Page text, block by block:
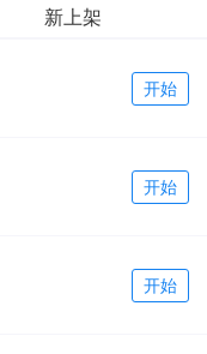
新上架
开始
开始
开始